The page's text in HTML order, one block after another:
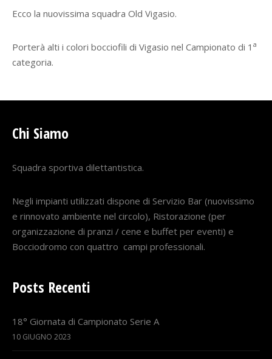
Ecco la nuovissima squadra Old Vigasio.
Porterà alti i colori bocciofili di Vigasio nel Campionato di 1 a
categoria.
Chi Siamo
Squadra sportiva dilettantistica.
Negli impianti utilizzati dispone di Servizio Bar (nuovissimo
e rinnovato ambiente nel circolo), Ristorazione (per
organizzazione di pranzi / cene e buffet per eventi) e
Bocciodromo con quattro campi professionali.
Posts Recenti
18° Giornata di Campionato Serie A
10 GIUGNO 2023